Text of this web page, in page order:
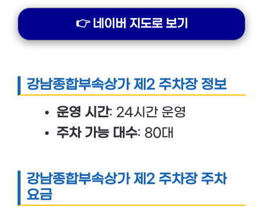
👉 네이버 지도로 보기
강남종합부속상가 제2 주차장 정보
운영 시간: 24시간 운영
주차 가능 대수: 80대
강남종합부속상가 제2 주차장 주차
요금